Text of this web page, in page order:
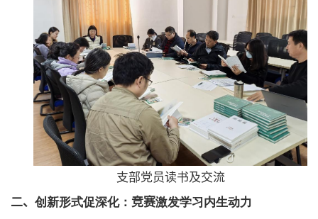
支部党员读书及交流
二、 创新形式促深化： 竞赛激发学习内生动力